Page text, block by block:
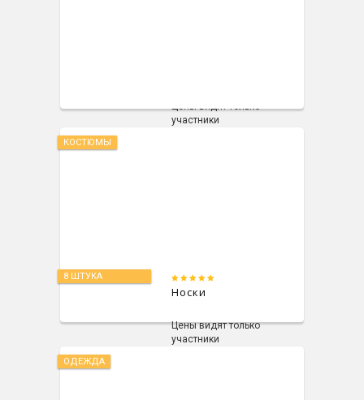
КОСТЮМЫ
8 ШТУКА
участники
ОДЕЖДА
Носки
Цены видят только
участники